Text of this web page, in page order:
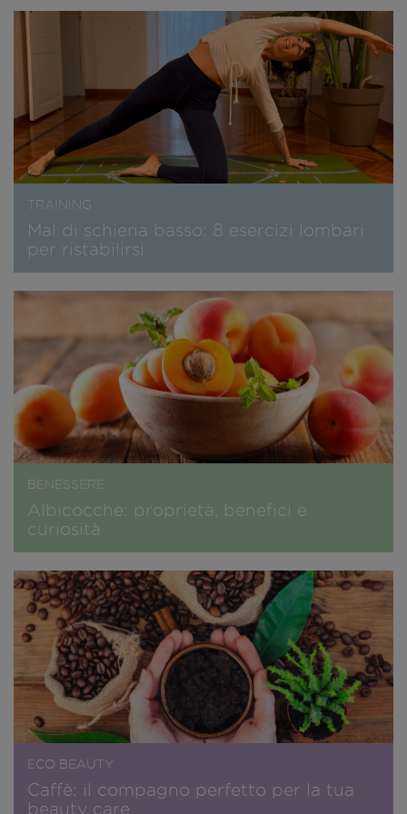
TRAINING
Mal di schiena basso: 8 esercizi lombari
per ristabilirsi
BENESSERE
Albicocche: proprietà, benefici e
curiosità
ECO BEAUTY
Caffè: il compagno perfetto per la tua
beauty care